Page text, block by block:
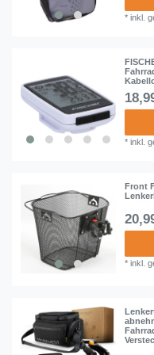
*inkl.
*inkl.
Front
*inkl.